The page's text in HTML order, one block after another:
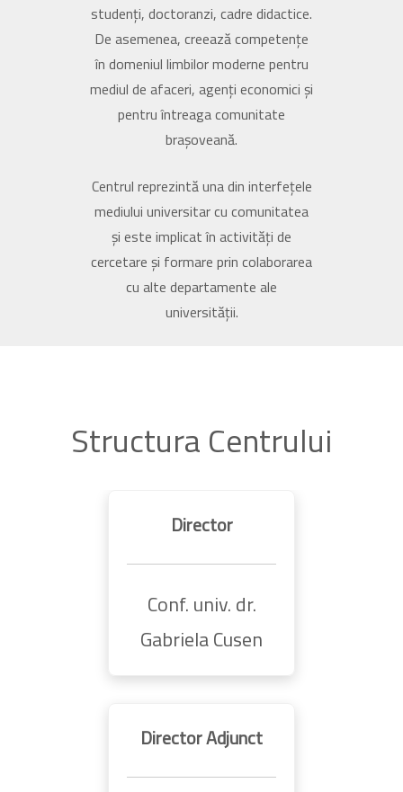
studenți, doctoranzi, cadre didactice.
De asemenea, creează competențe
în domeniul limbilor moderne pentru
mediul de afaceri, agenți economici și
pentru întreaga comunitate
brașoveană.
Centrul reprezintă una din interfețele
mediului universitar cu comunitatea
și este implicat în activități de
cercetare și formare prin colaborarea
cu alte departamente ale
universității.
Structura Centrului
Director
Conf. univ. dr.
Gabriela Cusen
Director Adjunct